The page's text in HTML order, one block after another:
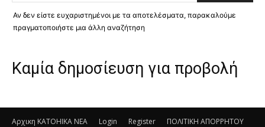
Αν δεν είστε ευχαριστημένοι με τα αποτελέσματα, παρακαλούμε
πραγματοποιήστε μια άλλη αναζήτηση
Καμία δημοσίευση για προβολή
Αρχικη KATOHIKA NEA Login Register
ΠΟΛΙΤΙΚΗ ΑΠΟΡΡΗΤΟΥ